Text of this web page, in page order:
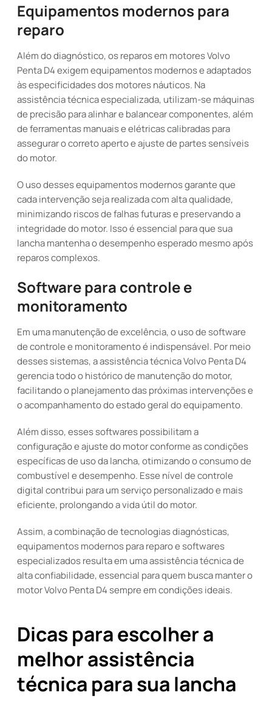
Equipamentos modernos para
reparo
Além do diagnóstico, os reparos em motores Volvo
Penta D4 exigem equipamentos modernos e adaptados
às especificidades dos motores náuticos. Na
assistência técnica especializada, utilizam-se máquinas
de precisão para alinhar e balancear componentes, além
de ferramentas manuais e elétricas calibradas para
assegurar o correto aperto e ajuste de partes sensíveis
do motor.
O uso desses equipamentos modernos garante que
cada intervenção seja realizada com alta qualidade,
minimizando riscos de falhas futuras e preservando a
integridade do motor. Isso é essencial para que sua
lancha mantenha o desempenho esperado mesmo após
reparos complexos.
Software para controle e
monitoramento
Em uma manutenção de excelência, o uso de software
de controle e monitoramento é indispensável. Por meio
desses sistemas, a assistência técnica Volvo Penta D4
gerencia todo o histórico de manutenção do motor,
facilitando o planejamento das próximas intervenções e
o acompanhamento do estado geral do equipamento.
Além disso, esses softwares possibilitam a
configuração e ajuste do motor conforme as condições
específicas de uso da lancha, otimizando o consumo de
combustível e desempenho. Esse nível de controle
digital contribui para um serviço personalizado e mais
eficiente, prolongando a vida útil do motor.
Assim, a combinação de tecnologias diagnósticas,
equipamentos modernos para reparo e softwares
especializados resulta em uma assistência técnica de
alta confiabilidade, essencial para quem busca manter o
motor Volvo Penta D4 sempre em condições ideais.
Dicas para escolher a
melhor assistência
técnica para sua lancha